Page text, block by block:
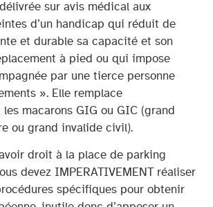
sur avis médical aux
d’un handicap qui réduit de
et durable sa capacité et son
à pied ou qui impose
par une tierce personne
». Elle remplace
macarons GIG ou GIC (grand
ou grand invalide civil).
droit à la place de parking
devez IMPERATIVEMENT réaliser
spécifiques pour obtenir